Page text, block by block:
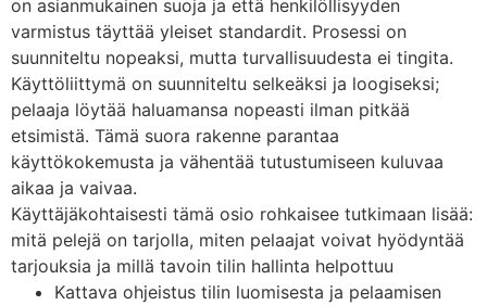
on asianmukainen suoja ja että henkilöllisyyden
varmistus täyttää yleiset standardit. Prosessi on
suunniteltu nopeaksi, mutta turvallisuudesta ei tingita.
Käyttöliittymä on suunniteltu selkeäksi ja loogiseksi;
pelaaja löytää haluamansa nopeasti ilman pitkää
etsimistä. Tämä suora rakenne parantaa
käyttökokemusta ja vähentää tutustumiseen kuluvaa
aikaa ja vaivaa.
Käyttäjäkohtaisesti tämä osio rohkaisee tutkimaan lisää:
mitä pelejä on tarjolla, miten pelaajat voivat hyödyntää
tarjouksia ja millä tavoin tilin hallinta helpottuu
Kattava ohjeistus tilin luomisesta ja pelaamisen